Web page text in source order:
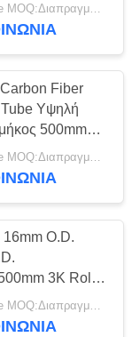
579
σωλήνα
negotiable MOQ:Διαπραγματεύσιμος
Fiber
Υψηλή
500mm
15mm 20mm
30mm
negotiable MOQ:Διαπραγματεύσιμος
O.D.
3K Roll
100% Pure
Tubes
negotiable MOQ:Διαπραγματεύσιμος